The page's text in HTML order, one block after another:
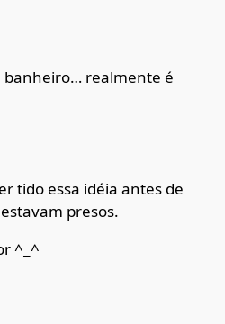
banheiro… realmente é
tido essa idéia antes de
presos.
^_^